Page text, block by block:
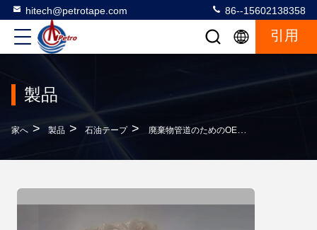
hitech@petrotape.com 86--15602138358
引用
製品
家へ > 製品 > 石油テープ > 廃棄物管道のためのOEMペトロウラップペトロラтумテープ